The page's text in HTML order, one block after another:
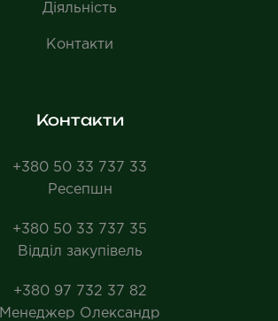
Діяльність
Контакти
Контакти
+380 50 33 737 33
Ресепшн
+380 50 33 737 35
Відділ закупівель
+380 97 732 37 82
Менеджер Олександр